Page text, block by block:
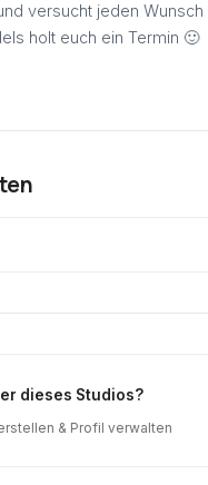
versucht jeden Wunsch
holt euch ein Termin 🙂
dieses Studios?
& Profil verwalten